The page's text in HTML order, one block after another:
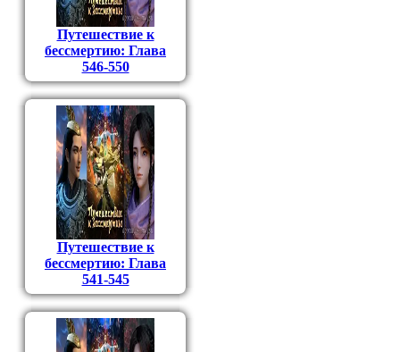
Путешествие к
бессмертию: Глава
546-550
Путешествие к
бессмертию: Глава
541-545